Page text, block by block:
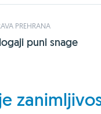
PREHRANA
puni snage